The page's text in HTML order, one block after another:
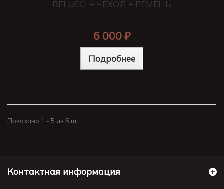
BELUCCI + ЧЕХОЛ + РЕМЕНЬ
6 000 ₽
Подробнее
Показано 1 - 5 из 5 шт
Контактная информация